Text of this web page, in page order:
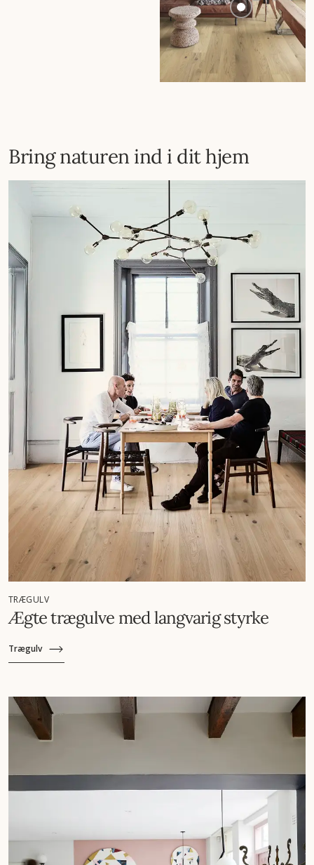
Bring naturen ind i dit hjem
TRÆGULV
Ægte trægulve med langvarig styrke
Trægulv